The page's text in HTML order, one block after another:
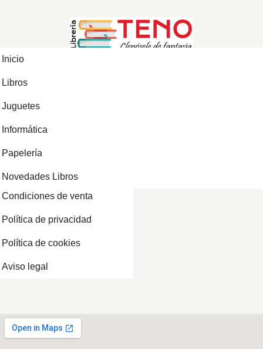
Inicio
Libros
Juguetes
Informática
Papelería
Novedades Libros
Condiciones de venta
Política de privacidad
Política de cookies
Aviso legal